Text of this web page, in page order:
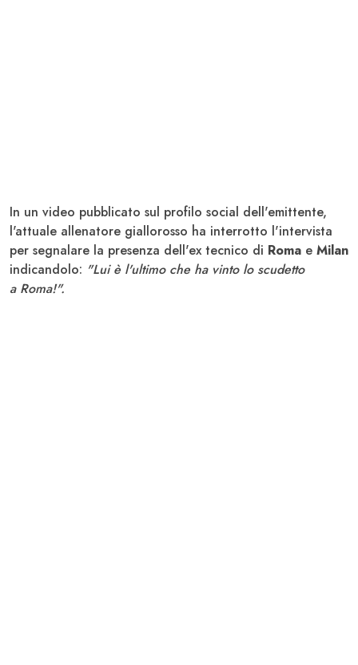
In un video pubblicato sul profilo social dell'emittente,
l'attuale allenatore giallorosso ha interrotto l'intervista
per segnalare la presenza dell'ex tecnico di Roma e Milan
indicandolo: "Lui è l'ultimo che ha vinto lo scudetto
a Roma!".